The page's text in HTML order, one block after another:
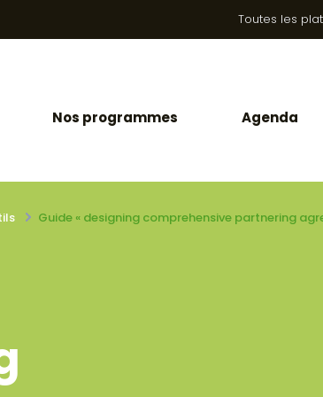
Toutes les
Nos programmes Agenda
Guide « designing comprehensive partnering